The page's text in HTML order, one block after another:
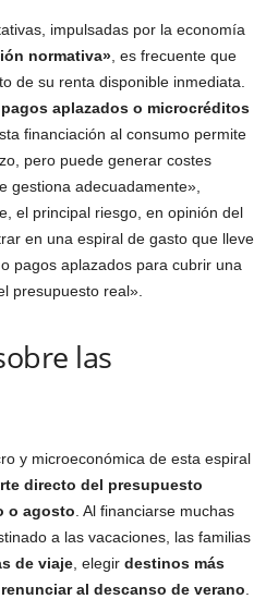
impulsadas por la economía
normativa» , es frecuente que
de su renta disponible inmediata.
aplazados o microcréditos
financiación al consumo permite
pero puede generar costes
gestiona adecuadamente»,
el principal riesgo, en opinión del
en una espiral de gasto que lleve
pagos aplazados para cubrir una
presupuesto real».
las
y microeconómica de esta espiral
directo del presupuesto
o agosto . Al financiarse muchas
a las vacaciones, las familias
de viaje , elegir destinos más
renunciar al descanso de verano